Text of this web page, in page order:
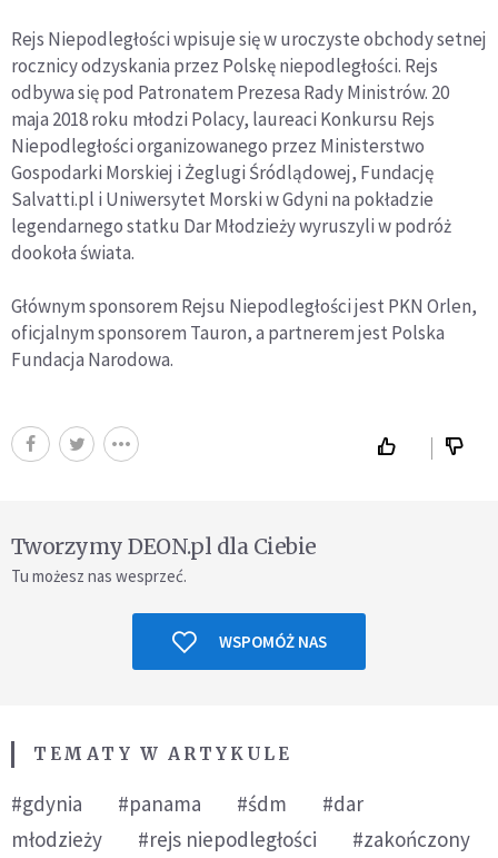
Rejs Niepodległości wpisuje się w uroczyste obchody setnej
rocznicy odzyskania przez Polskę niepodległości. Rejs
odbywa się pod Patronatem Prezesa Rady Ministrów. 20
maja 2018 roku młodzi Polacy, laureaci Konkursu Rejs
Niepodległości organizowanego przez Ministerstwo
Gospodarki Morskiej i Żeglugi Śródlądowej, Fundację
Salvatti.pl i Uniwersytet Morski w Gdyni na pokładzie
legendarnego statku Dar Młodzieży wyruszyli w podróż
dookoła świata.
Głównym sponsorem Rejsu Niepodległości jest PKN Orlen,
oficjalnym sponsorem Tauron, a partnerem jest Polska
Fundacja Narodowa.
Tworzymy DEON.pl dla Ciebie
Tu możesz nas wesprzeć.
WSPOMÓŻ NAS
TEMATY W ARTYKULE
#gdynia #panama #śdm
#dar
młodzieży
#rejs niepodległości
#zakończony